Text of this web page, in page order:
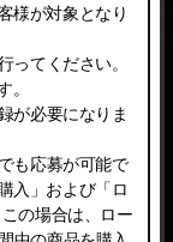
様が対象となり
ってください。
が必要になりま
も応募が可能で
入」および「ロ
の場合は、ロー